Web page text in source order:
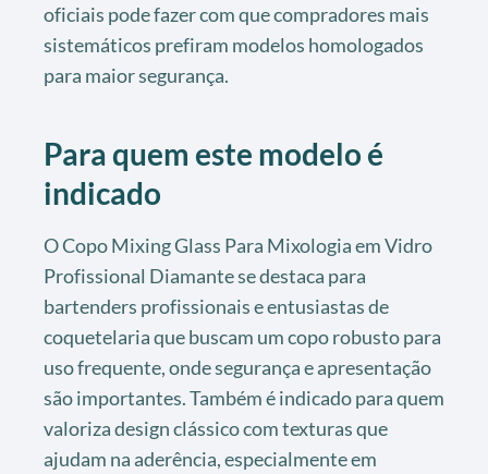
oficiais pode fazer com que compradores mais
sistemáticos prefiram modelos homologados
para maior segurança.
Para quem este modelo é
indicado
O Copo Mixing Glass Para Mixologia em Vidro
Profissional Diamante se destaca para
bartenders profissionais e entusiastas de
coquetelaria que buscam um copo robusto para
uso frequente, onde segurança e apresentação
são importantes. Também é indicado para quem
valoriza design clássico com texturas que
ajudam na aderência, especialmente em